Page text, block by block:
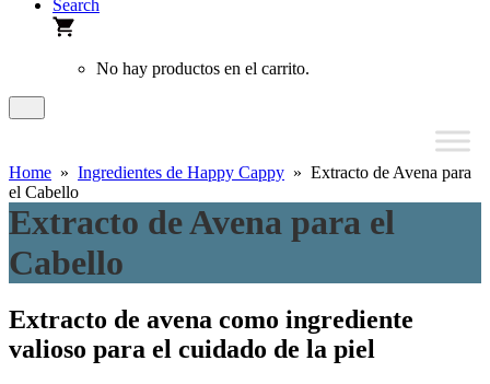
Search
No hay productos en el carrito.
Home » Ingredientes de Happy Cappy » Extracto de Avena para
el Cabello
Extracto de Avena para el
Cabello
Extracto de avena como ingrediente
valioso para el cuidado de la piel